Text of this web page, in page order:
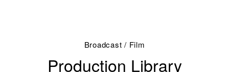
Broadcast / Film
Production Library